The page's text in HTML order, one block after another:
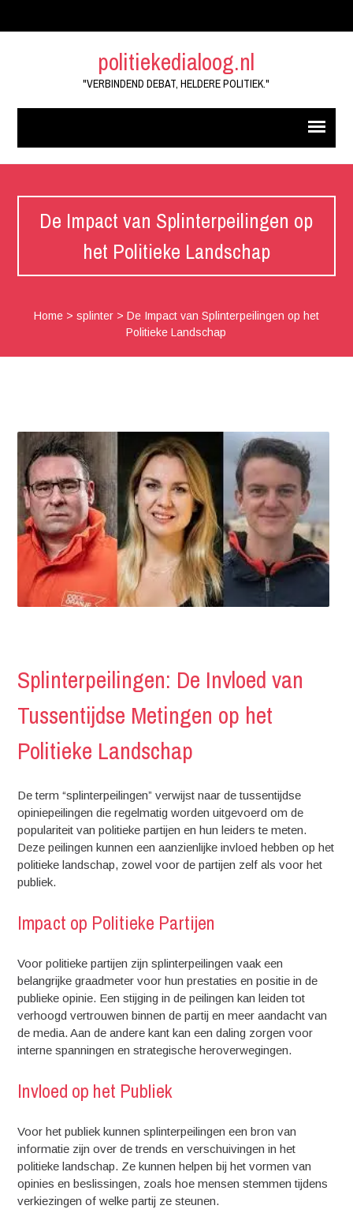
politiekedialoog.nl
"VERBINDEND DEBAT, HELDERE POLITIEK."
De Impact van Splinterpeilingen op
het Politieke Landschap
Home> splinter> De Impact van Splinterpeilingen op het
Politieke Landschap
Splinterpeilingen: De Invloed van
Tussentijdse Metingen op het
Politieke Landschap
De term “splinterpeilingen” verwijst naar de tussentijdse
opiniepeilingen die regelmatig worden uitgevoerd om de
populariteit van politieke partijen en hun leiders te meten.
Deze peilingen kunnen een aanzienlijke invloed hebben op het
politieke landschap, zowel voor de partijen zelf als voor het
publiek.
Impact op Politieke Partijen
Voor politieke partijen zijn splinterpeilingen vaak een
belangrijke graadmeter voor hun prestaties en positie in de
publieke opinie. Een stijging in de peilingen kan leiden tot
verhoogd vertrouwen binnen de partij en meer aandacht van
de media. Aan de andere kant kan een daling zorgen voor
interne spanningen en strategische heroverwegingen.
Invloed op het Publiek
Voor het publiek kunnen splinterpeilingen een bron van
informatie zijn over de trends en verschuivingen in het
politieke landschap. Ze kunnen helpen bij het vormen van
opinies en beslissingen, zoals hoe mensen stemmen tijdens
verkiezingen of welke partij ze steunen.